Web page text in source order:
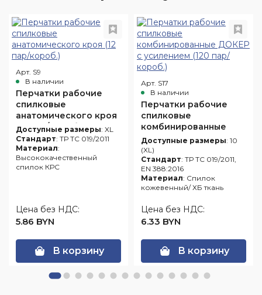
Арт. S9
В наличии
Перчатки рабочие
спилковые
анатомического кроя
(12 пар/короб.)
Доступные размеры: XL
Стандарт: ТР ТС 019/2011
Материал:
Высококачественный
спилок КРС
Цена без НДС:
5.86 BYN
В корзину
Арт. S17
В наличии
Перчатки рабочие
спилковые
комбинированные
ДОКЕР с усилением
(120 пар/короб.)
Доступные размеры: 10
(XL)
Стандарт: ТР ТС 019/2011,
EN 388:2016
Материал: Спилок
кожевенный/ ХБ ткань
Цена без НДС:
6.33 BYN
В корзину